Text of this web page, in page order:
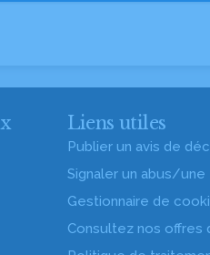
Liens utiles
Publier un avis de
Signaler un abus/une
Gestionnaire de
Consultez nos offres